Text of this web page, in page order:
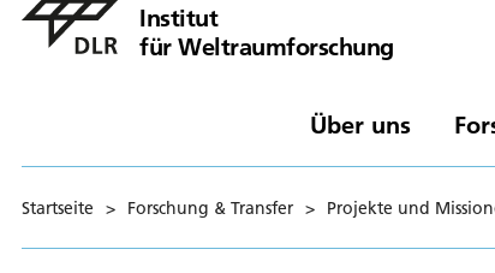
Institut
für Weltraumforschung
Über uns
Startseite > Forschung & Transfer > Projekte und